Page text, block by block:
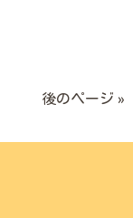
後のページ »